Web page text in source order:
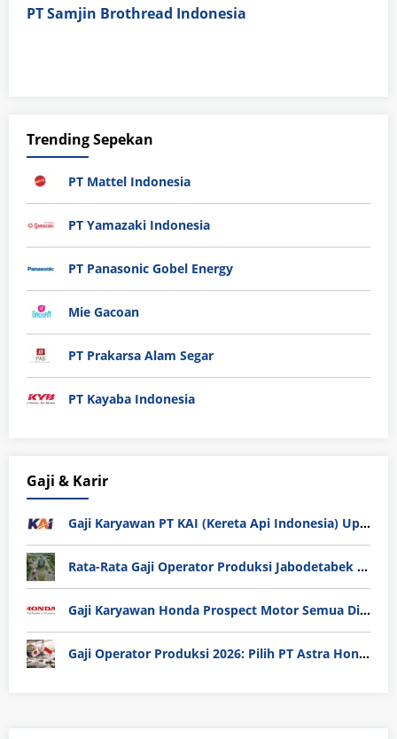
PT Samjin Brothread Indonesia
Trending Sepekan
PT Mattel Indonesia
PT Yamazaki Indonesia
PT Panasonic Gobel Energy
Mie Gacoan
PT Prakarsa Alam Segar
PT Kayaba Indonesia
Gaji & Karir
Gaji Karyawan PT KAI (Kereta Api Indonesia) Update 2025
Rata-Rata Gaji Operator Produksi Jabodetabek 2025: Bedah Tuntas UMK, Lemburan, dan Realita Hidup Buruh
Gaji Karyawan Honda Prospect Motor Semua Divisi
Gaji Operator Produksi 2026: Pilih PT Astra Honda Motor (AHM) atau Manufaktur di Jepang?